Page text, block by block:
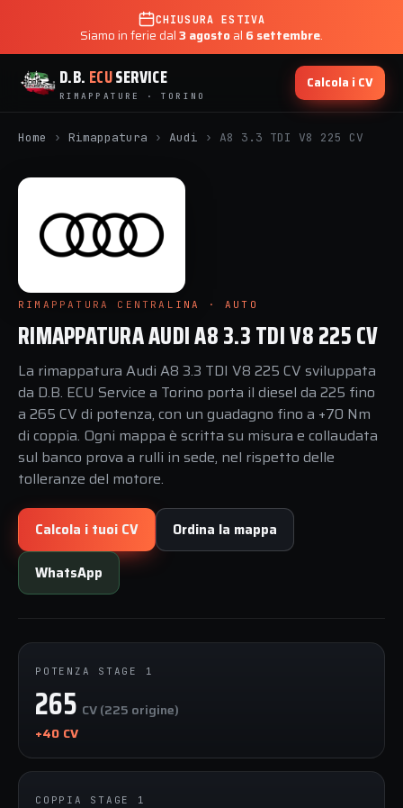
CHIUSURA ESTIVA
Siamo in ferie dal3 agostoal 6 settembre.
D.B. ECUSERVICE
RIMAPPATURE · TORINO
Calcola i CV
Home › Rimappatura › Audi › A8 3.3 TDI V8 225 CV
RIMAPPATURA CENTRALINA · AUTO
RIMAPPATURA AUDI A8 3.3 TDI V8 225 CV
La rimappatura Audi A8 3.3 TDI V8 225 CV sviluppata
da D.B. ECU Service a Torino porta il diesel da 225 fino
a 265 CV di potenza, con un guadagno fino a +70 Nm
di coppia. Ogni mappa è scritta su misura e collaudata
sul banco prova a rulli in sede, nel rispetto delle
tolleranze del motore.
Calcola i tuoi CV Ordina la mappa
WhatsApp
POTENZA STAGE 1
265 CV (225 origine)
+40 CV
COPPIA STAGE 1